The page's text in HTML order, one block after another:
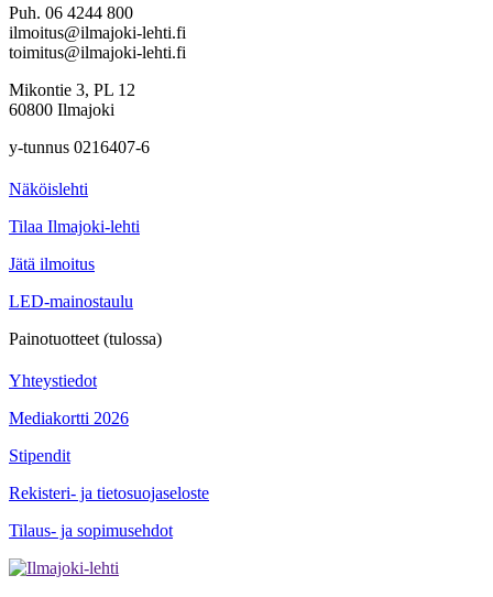
Puh. 06 4244 800
ilmoitus@ilmajoki-lehti.fi
toimitus@ilmajoki-lehti.fi
Mikontie 3, PL 12
60800 Ilmajoki
y-tunnus 0216407-6
Näköislehti
Tilaa Ilmajoki-lehti
Jätä ilmoitus
LED-mainostaulu
Painotuotteet (tulossa)
Yhteystiedot
Mediakortti 2026
Stipendit
Rekisteri- ja tietosuojaseloste
Tilaus- ja sopimusehdot